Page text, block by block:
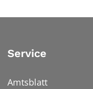
Service
Amtsblatt